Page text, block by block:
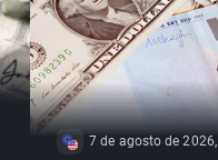
7 de agosto de